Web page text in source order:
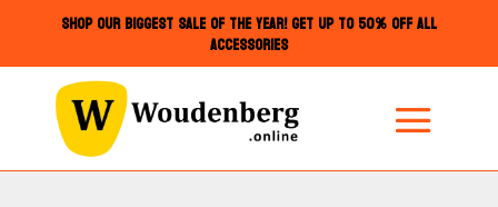
SHOP OUR BIGGEST SALE OF THE YEAR! GET UP TO 50% OFF ALL
ACCESSORIES